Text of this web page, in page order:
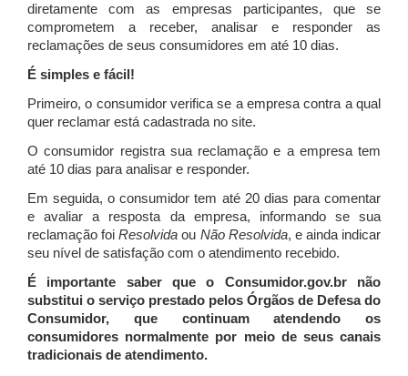
diretamente com as empresas participantes, que se
comprometem a receber, analisar e responder as
reclamações de seus consumidores em até 10 dias.
É simples e fácil!
Primeiro, o consumidor verifica se a empresa contra a qual
quer reclamar está cadastrada no site.
O consumidor registra sua reclamação e a empresa tem
até 10 dias para analisar e responder.
Em seguida, o consumidor tem até 20 dias para comentar
e avaliar a resposta da empresa, informando se sua
reclamação foiResolvida ou Não Resolvida, e ainda indicar
seu nível de satisfação com o atendimento recebido.
É importante saber que o Consumidor.gov.br não
substitui o serviço prestado pelos Órgãos de Defesa do
Consumidor, que continuam atendendo os
consumidores normalmente por meio de seus canais
tradicionais de atendimento.